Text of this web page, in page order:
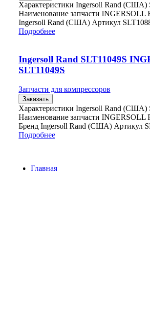
Характеристики Ingersoll Rand (США)
Наименование запчасти INGERSOLL
Ingersoll Rand (США) Артикул
Подробнее
Ingersoll Rand SLT11049S
SLT11049S
Запчасти для компрессоров
Заказать
Характеристики Ingersoll Rand (США)
Наименование запчасти INGERSOLL
Бренд Ingersoll Rand (США) Артикул
Подробнее
Главная